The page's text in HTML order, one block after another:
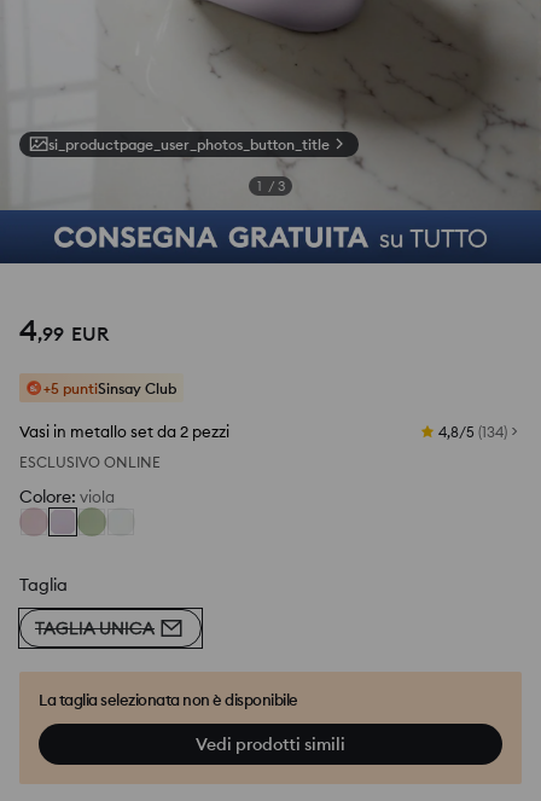
si_productpage_user_photos_button_title
1 / 3
4,99 EUR
+5 puntiSinsay Club
Vasi in metallo set da 2 pezzi 4,8/5 (134)
ESCLUSIVO ONLINE
Colore: viola
Taglia
TAGLIA UNICA
La taglia selezionata non è disponibile
Vedi prodotti simili